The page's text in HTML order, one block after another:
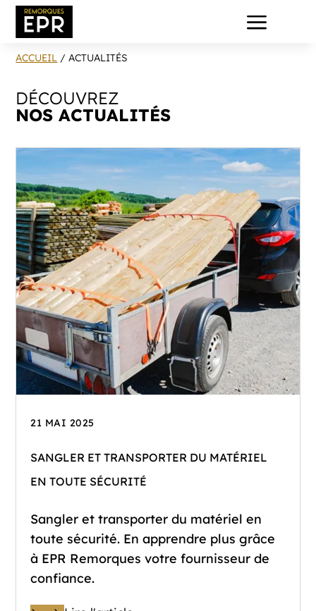
a
ACCUEIL / ACTUALITÉS
DÉCOUVREZ
NOS ACTUALITÉS
21 MAI 2025
SANGLER ET TRANSPORTER DU MATÉRIEL
EN TOUTE SÉCURITÉ
Sangler et transporter du matériel en
toute sécurité. En apprendre plus grâce
à EPR Remorques votre fournisseur de
confiance.